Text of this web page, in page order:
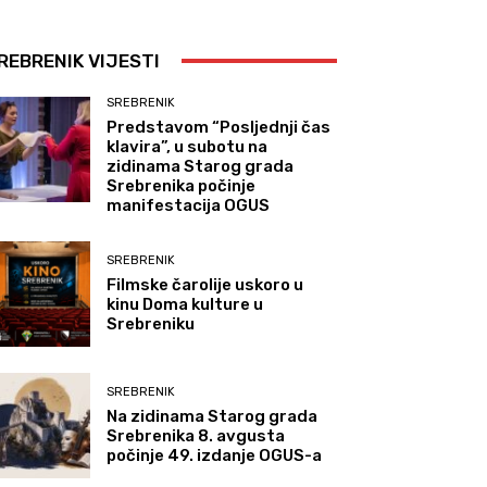
VIJESTI
SREBRENIK
Predstavom “Posljednji čas
klavira”, u subotu na
zidinama Starog grada
Srebrenika počinje
manifestacija OGUS
SREBRENIK
Filmske čarolije uskoro u
kinu Doma kulture u
Srebreniku
SREBRENIK
Na zidinama Starog grada
Srebrenika 8. avgusta
počinje 49. izdanje OGUS-a